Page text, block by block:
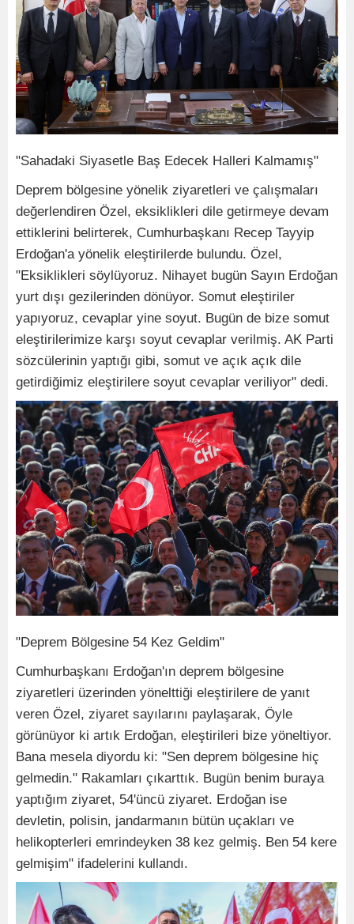
"Sahadaki Siyasetle Baş Edecek Halleri Kalmamış"
Deprem bölgesine yönelik ziyaretleri ve çalışmaları
değerlendiren Özel, eksiklikleri dile getirmeye devam
ettiklerini belirterek, Cumhurbaşkanı Recep Tayyip
Erdoğan'a yönelik eleştirilerde bulundu. Özel,
"Eksiklikleri söylüyoruz. Nihayet bugün Sayın Erdoğan
yurt dışı gezilerinden dönüyor. Somut eleştiriler
yapıyoruz, cevaplar yine soyut. Bugün de bize somut
eleştirilerimize karşı soyut cevaplar verilmiş. AK Parti
sözcülerinin yaptığı gibi, somut ve açık açık dile
getirdiğimiz eleştirilere soyut cevaplar veriliyor" dedi.
"Deprem Bölgesine 54 Kez Geldim"
Cumhurbaşkanı Erdoğan'ın deprem bölgesine
ziyaretleri üzerinden yönelttiği eleştirilere de yanıt
veren Özel, ziyaret sayılarını paylaşarak, Öyle
görünüyor ki artık Erdoğan, eleştirileri bize yöneltiyor.
Bana mesela diyordu ki: "Sen deprem bölgesine hiç
gelmedin." Rakamları çıkarttık. Bugün benim buraya
yaptığım ziyaret, 54'üncü ziyaret. Erdoğan ise
devletin, polisin, jandarmanın bütün uçakları ve
helikopterleri emrindeyken 38 kez gelmiş. Ben 54 kere
gelmişim" ifadelerini kullandı.